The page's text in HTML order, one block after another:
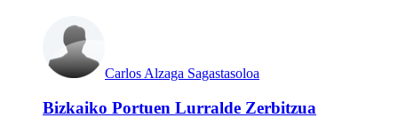
Carlos Alzaga Sagastasoloa
Bizkaiko Portuen Lurralde Zerbitzua